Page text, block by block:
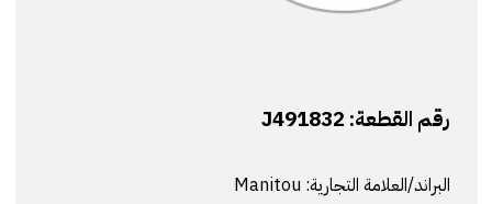
رقم القطعة: J491832
البراند/العلامة التجارية: